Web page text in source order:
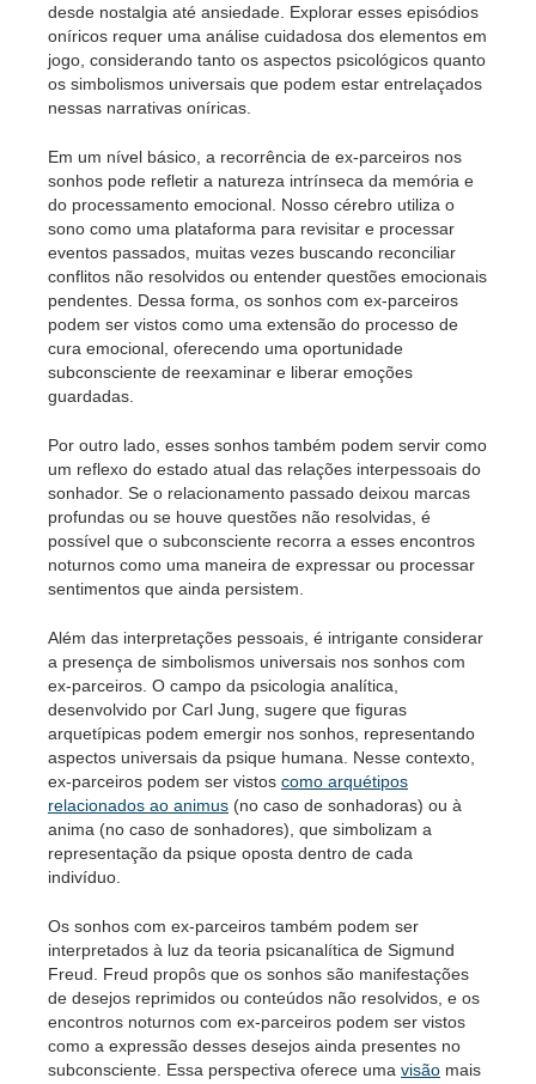
desde nostalgia até ansiedade. Explorar esses episódios
oníricos requer uma análise cuidadosa dos elementos em
jogo, considerando tanto os aspectos psicológicos quanto
os simbolismos universais que podem estar entrelaçados
nessas narrativas oníricas.
Em um nível básico, a recorrência de ex-parceiros nos
sonhos pode refletir a natureza intrínseca da memória e
do processamento emocional. Nosso cérebro utiliza o
sono como uma plataforma para revisitar e processar
eventos passados, muitas vezes buscando reconciliar
conflitos não resolvidos ou entender questões emocionais
pendentes. Dessa forma, os sonhos com ex-parceiros
podem ser vistos como uma extensão do processo de
cura emocional, oferecendo uma oportunidade
subconsciente de reexaminar e liberar emoções
guardadas.
Por outro lado, esses sonhos também podem servir como
um reflexo do estado atual das relações interpessoais do
sonhador. Se o relacionamento passado deixou marcas
profundas ou se houve questões não resolvidas, é
possível que o subconsciente recorra a esses encontros
noturnos como uma maneira de expressar ou processar
sentimentos que ainda persistem.
Além das interpretações pessoais, é intrigante considerar
a presença de simbolismos universais nos sonhos com
ex-parceiros. O campo da psicologia analítica,
desenvolvido por Carl Jung, sugere que figuras
arquetípicas podem emergir nos sonhos, representando
aspectos universais da psique humana. Nesse contexto,
ex-parceiros podem ser vistos como arquétipos
relacionados ao animus (no caso de sonhadoras) ou à
anima (no caso de sonhadores), que simbolizam a
representação da psique oposta dentro de cada
indivíduo.
Os sonhos com ex-parceiros também podem ser
interpretados à luz da teoria psicanalítica de Sigmund
Freud. Freud propôs que os sonhos são manifestações
de desejos reprimidos ou conteúdos não resolvidos, e os
encontros noturnos com ex-parceiros podem ser vistos
como a expressão desses desejos ainda presentes no
subconsciente. Essa perspectiva oferece uma visão mais